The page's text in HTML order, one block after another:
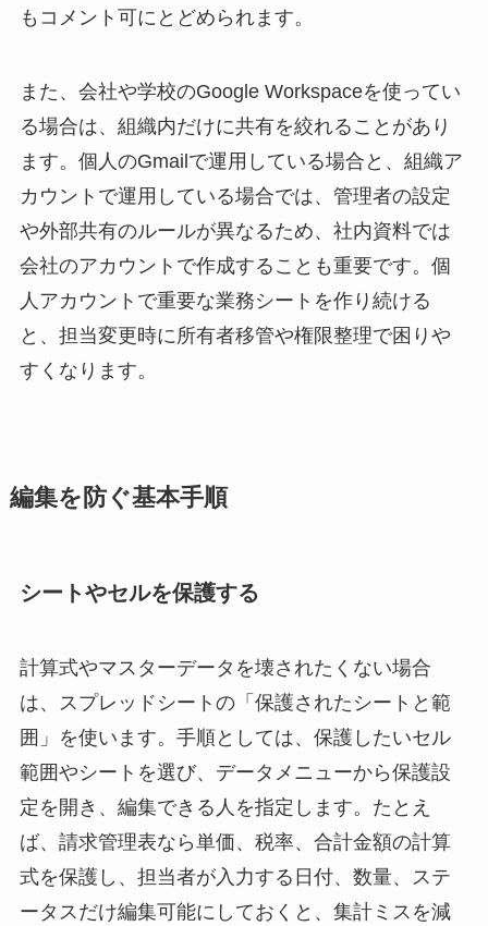
もコメント可にとどめられます。
また、会社や学校のGoogle Workspaceを使ってい
る場合は、組織内だけに共有を絞れることがあり
ます。個人のGmailで運用している場合と、組織ア
カウントで運用している場合では、管理者の設定
や外部共有のルールが異なるため、社内資料では
会社のアカウントで作成することも重要です。個
人アカウントで重要な業務シートを作り続ける
と、担当変更時に所有者移管や権限整理で困りや
すくなります。
編集を防ぐ基本手順
シートやセルを保護する
計算式やマスターデータを壊されたくない場合
は、スプレッドシートの「保護されたシートと範
囲」を使います。手順としては、保護したいセル
範囲やシートを選び、データメニューから保護設
定を開き、編集できる人を指定します。たとえ
ば、請求管理表なら単価、税率、合計金額の計算
式を保護し、担当者が入力する日付、数量、ステ
ータスだけ編集可能にしておくと、集計ミスを減